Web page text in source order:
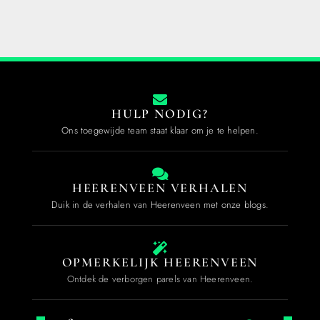
HULP NODIG?
Ons toegewijde team staat klaar om je te helpen.
HEERENVEEN VERHALEN
Duik in de verhalen van Heerenveen met onze blogs.
OPMERKELIJK HEERENVEEN
Ontdek de verborgen parels van Heerenveen.